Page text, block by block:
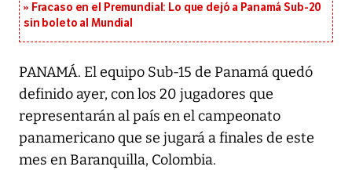
Fracaso en el Premundial: Lo que dejó a Panamá Sub-20
sin boleto al Mundial
PANAMÁ. El equipo Sub-15 de Panamá quedó
definido ayer, con los 20 jugadores que
representarán al país en el campeonato
panamericano que se jugará a finales de este
mes en Baranquilla, Colombia.